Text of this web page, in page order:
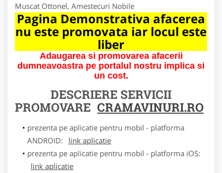
Muscat Ottonel, Amestecuri Nobile
Pagina Demonstrativa afacerea
nu este promovata iar locul este
liber
Adaugarea si promovarea afacerii
dumneavoastra pe portalul nostru implica si
un cost.
DESCRIERE SERVICII
PROMOVARE CRAMAVINURI.RO
prezenta pe aplicatie pentru mobil - platforma
ANDROID:
link aplicatie
prezenta pe aplicatie pentru mobil - platforma iOS:
link aplicatie